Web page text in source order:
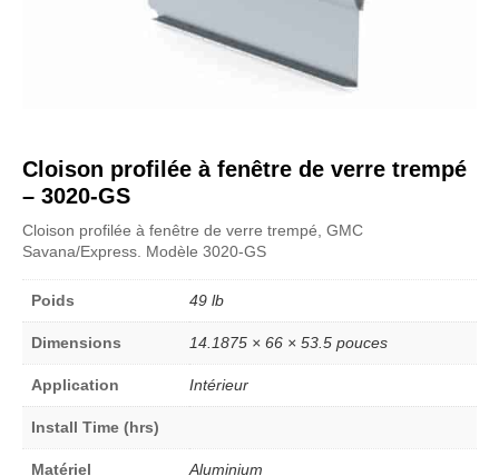
Cloison profilée à fenêtre de verre trempé
– 3020-GS
Cloison profilée à fenêtre de verre trempé, GMC
Savana/Express. Modèle 3020-GS
Poids 49 lb
Dimensions 14.1875 × 66 × 53.5 pouces
Application Intérieur
Install Time (hrs)
Matériel Aluminium